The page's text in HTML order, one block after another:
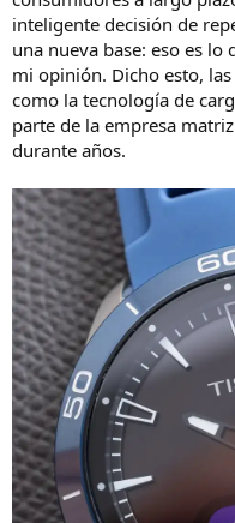
inteligente decisión de
una nueva base: eso es lo
mi opinión. Dicho esto,
como la tecnología de
parte de la empresa
durante años.